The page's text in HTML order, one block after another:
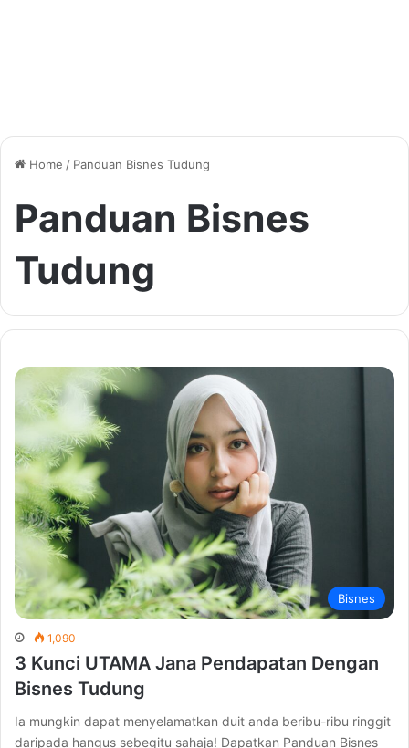
Home / Panduan Bisnes Tudung
Panduan Bisnes
Tudung
Bisnes
1,090
3 Kunci UTAMA Jana Pendapatan Dengan
Bisnes Tudung
Ia mungkin dapat menyelamatkan duit anda beribu-ribu ringgit
daripada hangus sebegitu sahaja! Dapatkan Panduan Bisnes